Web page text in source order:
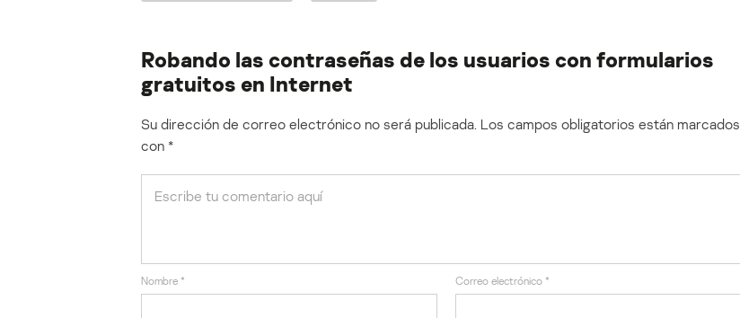
Robando las contraseñas de los usuarios con formularios
gratuitos en Internet
Su dirección de correo electrónico no será publicada. Los campos obligatorios están marcados
con *
Nombre * Correo electrónico *